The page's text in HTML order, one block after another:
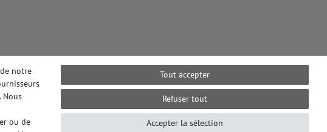
notre
Nous
ou de
Tout accepter
Refuser tout
Accepter la sélection